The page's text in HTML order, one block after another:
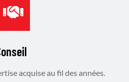
acquise au fil des années.